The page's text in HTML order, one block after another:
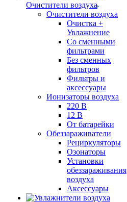
Очистители воздуха
Очистители воздуха
Очистка +
Увлажнение
Cо сменными
фильтрами
Без сменных
фильтров
Фильтры и
аксессуары
Ионизаторы воздуха
220 В
12 В
От батарейки
Обеззараживатели
Рециркуляторы
Озонаторы
Установки
обеззараживания
воздуха
Аксессуары